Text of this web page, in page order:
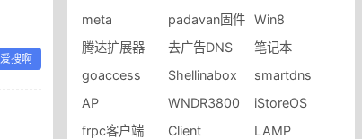
爱搜啊
meta
padavan固件 Win8
腾达扩展器
去广告DNS
笔记本
goaccess
Shellinabox
smartdns
AP
WNDR3800
iStoreOS
frpc客户端
Client
LAMP